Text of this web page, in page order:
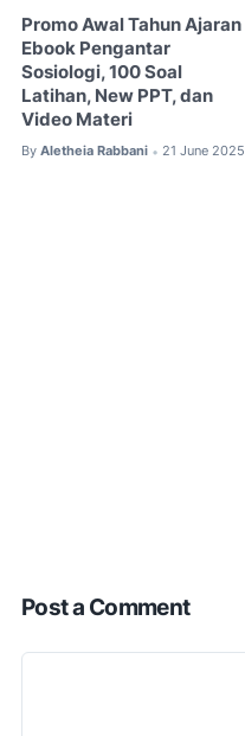
Promo Awal Tahun Ajaran
Ebook Pengantar
Sosiologi, 100 Soal
Latihan, New PPT, dan
Video Materi
By Aletheia Rabbani • 21 June 2025
Post a Comment